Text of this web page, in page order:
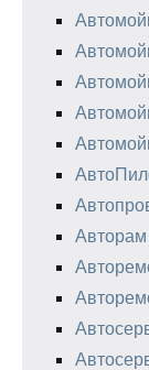
Авторам